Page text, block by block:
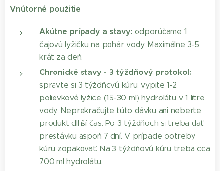
Vnútorné použitie
Akútne prípady a stavy: odporúčame 1
čajovú lyžičku na pohár vody. Maximálne 3-5
krát za deň.
Chronické stavy - 3 týždňový protokol:
spravte si 3 týždňovú kúru, vypite 1-2
polievkové lyžice (15-30 ml) hydrolátu v 1 litre
vody. Neprekračujte túto dávku ani neberte
produkt dlhší čas. Po 3 týždňoch si treba dať
prestávku aspoň 7 dní. V prípade potreby
kúru zopakovať. Na 3 týždňovú kúru treba cca
700 ml hydrolátu.